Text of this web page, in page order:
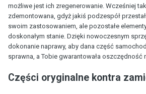
możliwe jest ich zregenerowanie. Wcześniej
zdemontowana, gdyż jakiś podzespół
swoim zastosowaniem, ale pozostałe
doskonałym stanie. Dzięki nowoczesnym
dokonanie naprawy, aby dana część
sprawna, a Tobie gwarantowała oszczędność
Części oryginalne kontra